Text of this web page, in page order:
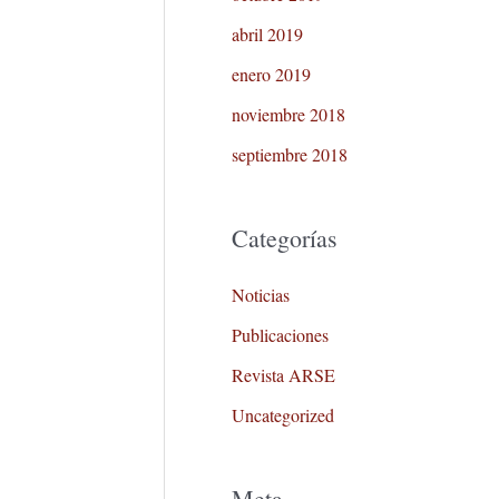
abril 2019
enero 2019
noviembre 2018
septiembre 2018
Categorías
Noticias
Publicaciones
Revista ARSE
Uncategorized